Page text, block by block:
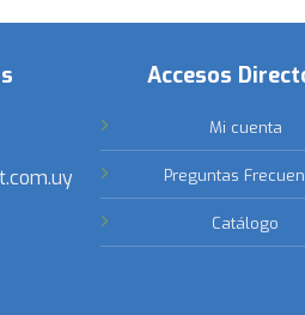
Accesos
Mi cuenta
Preguntas
Catálogo